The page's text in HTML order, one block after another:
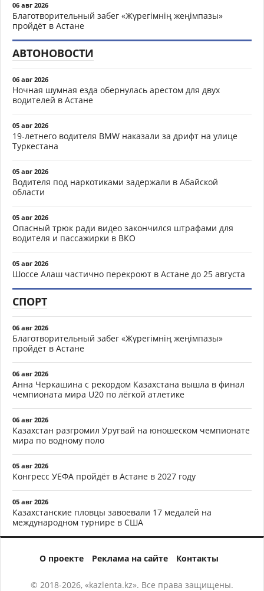
06 авг 2026
Благотворительный забег «Жүрегімнің жеңімпазы»
пройдёт в Астане
АВТОНОВОСТИ
06 авг 2026
Ночная шумная езда обернулась арестом для двух
водителей в Астане
05 авг 2026
19-летнего водителя BMW наказали за дрифт на улице
Туркестана
05 авг 2026
Водителя под наркотиками задержали в Абайской
области
05 авг 2026
Опасный трюк ради видео закончился штрафами для
водителя и пассажирки в ВКО
05 авг 2026
Шоссе Алаш частично перекроют в Астане до 25 августа
СПОРТ
06 авг 2026
Благотворительный забег «Жүрегімнің жеңімпазы»
пройдёт в Астане
06 авг 2026
Анна Черкашина с рекордом Казахстана вышла в финал
чемпионата мира U20 по лёгкой атлетике
06 авг 2026
Казахстан разгромил Уругвай на юношеском чемпионате
мира по водному поло
05 авг 2026
Конгресс УЕФА пройдёт в Астане в 2027 году
05 авг 2026
Казахстанские пловцы завоевали 17 медалей на
международном турнире в США
О проекте Реклама на сайте Контакты
© 2018-2026, «kazlenta.kz». Все права защищены.